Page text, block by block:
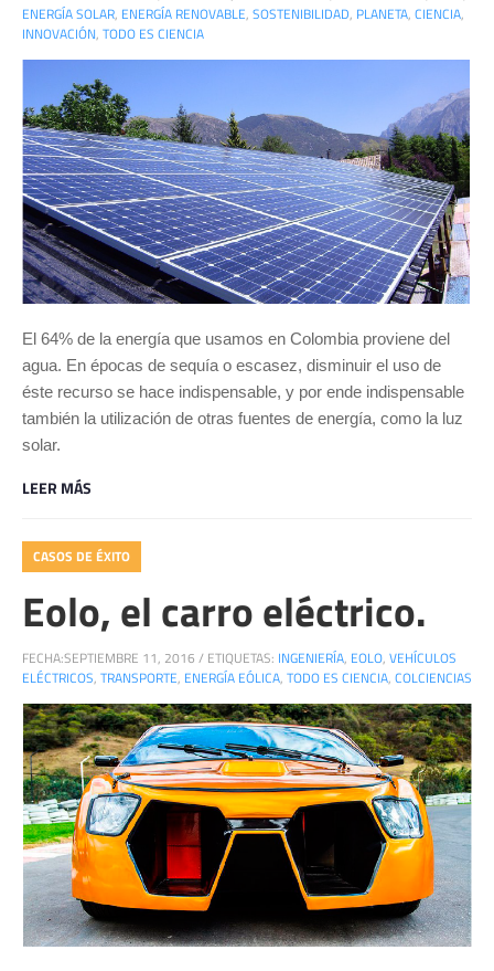
ENERGÍA SOLAR, ENERGÍA RENOVABLE, SOSTENIBILIDAD, PLANETA, CIENCIA,
INNOVACIÓN, TODO ES CIENCIA
El 64% de la energía que usamos en Colombia proviene del
agua. En épocas de sequía o escasez, disminuir el uso de
éste recurso se hace indispensable, y por ende indispensable
también la utilización de otras fuentes de energía, como la luz
solar.
LEER MÁS
CASOS DE ÉXITO
Eolo, el carro eléctrico.
FECHA:SEPTIEMBRE 11, 2016 / ETIQUETAS: INGENIERÍA, EOLO, VEHÍCULOS
ELÉCTRICOS, TRANSPORTE, ENERGÍA EÓLICA, TODO ES CIENCIA, COLCIENCIAS